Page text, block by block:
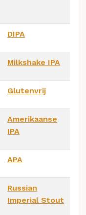
DIPA
Milkshake IPA
Glutenvrij
Amerikaanse
IPA
APA
Russian
Imperial Stout